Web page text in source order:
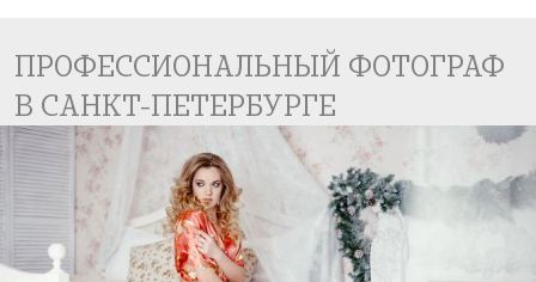
ПРОФЕССИОНАЛЬНЫЙ ФОТОГРАФ
В САНКТ-ПЕТЕРБУРГЕ